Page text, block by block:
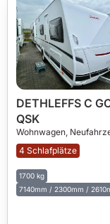
DETHLEFFS C
QSK
Wohnwagen,
4 Schlafplätze
1700 kg
7140mm / 2300mm /